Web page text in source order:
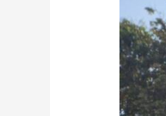
快
樂
/
新
年